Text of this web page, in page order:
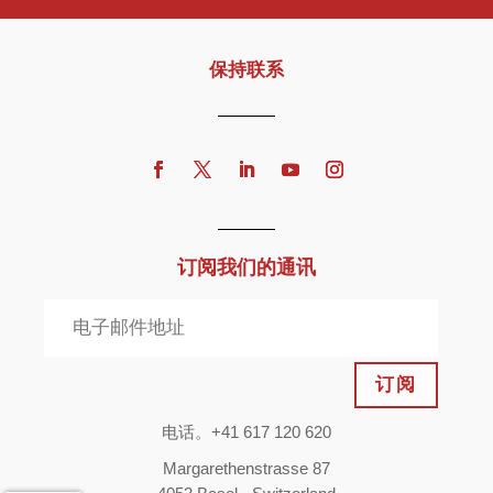
保持联系
订阅我们的通讯
订阅
电话。+41 617 120 620
Margarethenstrasse 87